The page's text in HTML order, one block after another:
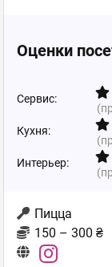
Оценки
Сервис:
Кухня:
Интерьер:
Пицца
150 – 300 ₴